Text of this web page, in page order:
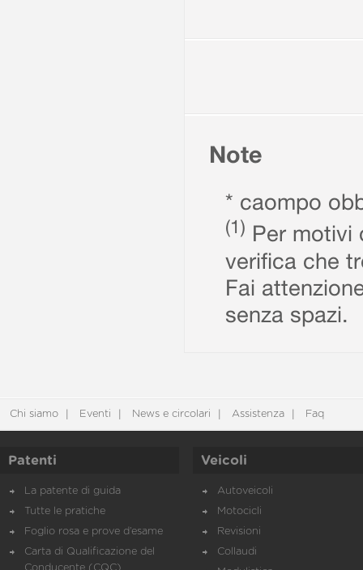
Note
* caompo
(1) Per motivi
verifica che
Fai
senza spazi.
Chi siamo Eventi News e circolari Assistenza Faq
Patenti
La patente di guida
Tutte le pratiche
Foglio rosa e prove d’esame
Carta di Qualificazione del
Conducente (CQC)
Veicoli
Autoveicoli
Motocicli
Revisioni
Collaudi